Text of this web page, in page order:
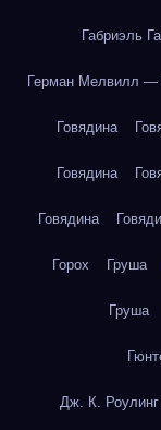
Габриэль
Герман Мелвилл —
Говядина
Говядина
Говядина
Горох Груша
Груша
Дж. К.